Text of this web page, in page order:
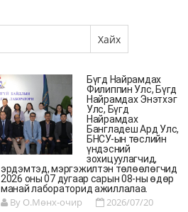
Бүгд Найрамдах
Филиппин Улс, Бүгд
Найрамдах Энэтхэг
Улс, Бүгд
Найрамдах
Бангладеш Ард Улс,
БНСУ-ын төслийн
үндэсний
зохицуулагчид,
эрдэмтэд, мэргэжилтэн төлөөлөгчид
2026 оны 07 дугаар сарын 08-ны өдөр
манай лабораторид ажиллалаа.
By О.Мөнх-очир
2026/07/20